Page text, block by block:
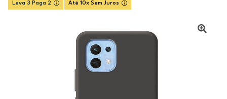
Leva 3 Paga 2 Até 10x Sem Juros